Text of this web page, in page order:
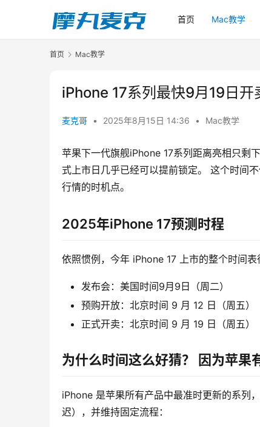
首页 Mac教学
首页 Mac教学
iPhone 17系列最快9月19日开
麦克哥 • 2025年8月15日 14:36 • Mac教学
苹果下一代旗舰iPhone 17系列距离亮相只剩
式上市日几乎已经可以提前锁定。 这个时间
行情的时机点。
2025年iPhone 17预测时程
依照惯例，今年 iPhone 17 上市的整个时间表
发布会：美国时间9月9日（周二）
预购开放：北京时间 9 月 12 日（周五）
正式开卖：北京时间 9 月 19 日（周五）
为什么时间这么好猜？ 因为苹果
iPhone 是苹果所有产品中最准时更新的系列
迟），并维持固定流程：